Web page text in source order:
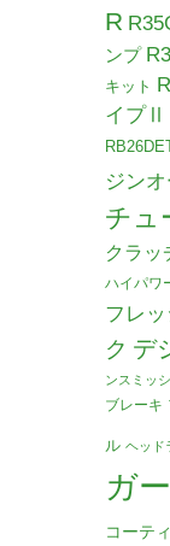
R
ンプ
キット
イプⅡ
ジン
チュ
クラッ
ハイパワ
フレッ
ク デ
ンスミッ
ブレーキ
ル ヘッド
ガ
コーテ